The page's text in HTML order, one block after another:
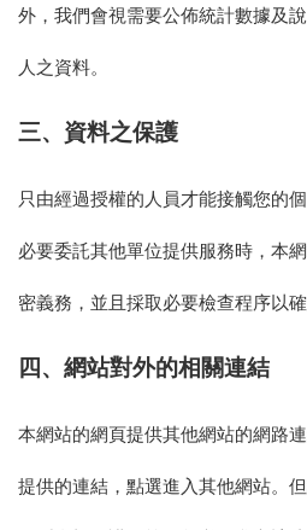
外，我們會視需要公佈統計數據及
人之資料。
三、 資料之保護
只由經過授權的人員才能接觸您的
必要委託其他單位提供服務時，本
密義務，並且採取必要檢查程序以
四、 網站對外的相關連結
本網站的網頁提供其他網站的網路
提供的連結，點選進入其他網站。